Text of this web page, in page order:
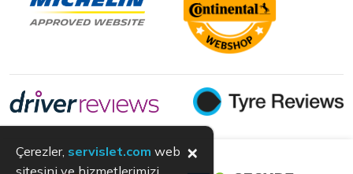
Çerezler, servislet.com web
sitesini ve hizmetlerimizi
×